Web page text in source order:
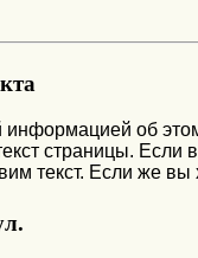
информацией об
страницы. Если
текст. Если же вы